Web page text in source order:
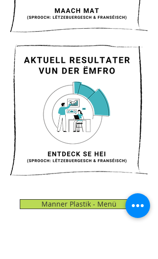
Manner Plastik - Menü